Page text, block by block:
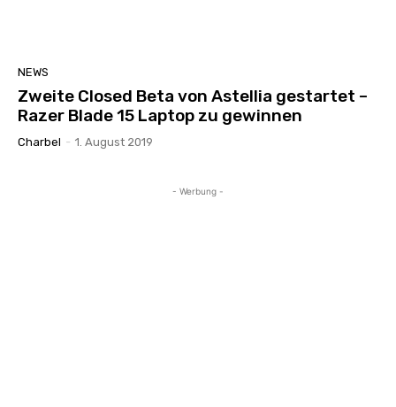
NEWS
Zweite Closed Beta von Astellia gestartet –
Razer Blade 15 Laptop zu gewinnen
Charbel - 1. August 2019
- Werbung -